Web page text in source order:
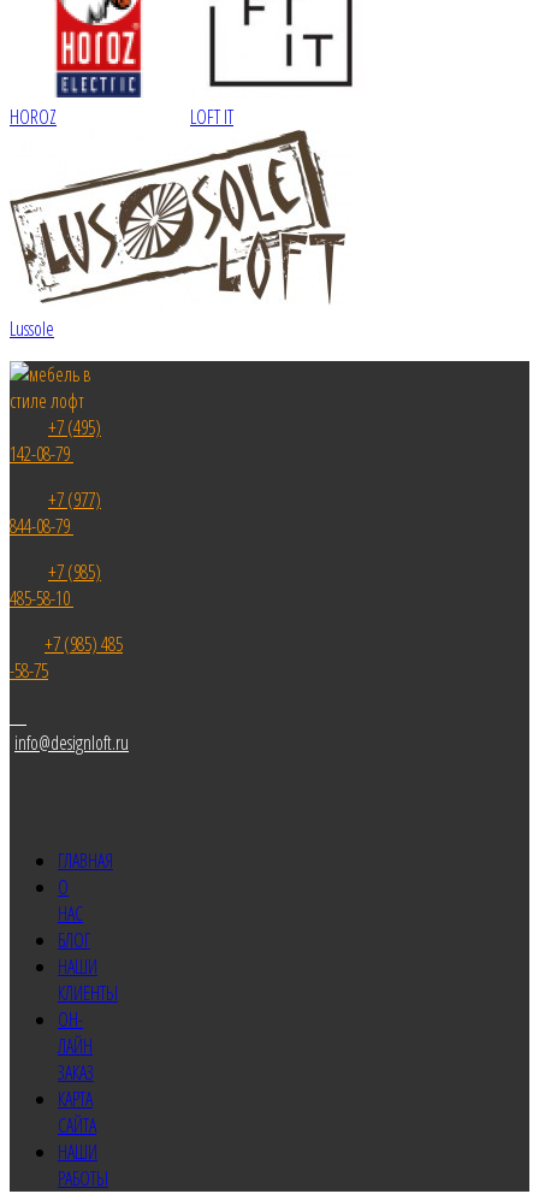
HOROZ LOFT IT
Lussole
+7 (495)
142-08-79
+7 (977)
844-08-79
+7 (985)
485-58-10
+7 (985) 485
-58-75
info@designloft.ru
ГЛАВНАЯ
О
НАС
БЛОГ
НАШИ
КЛИЕНТЫ
ОН-
ЛАЙН
ЗАКАЗ
КАРТА
САЙТА
НАШИ
РАБОТЫ